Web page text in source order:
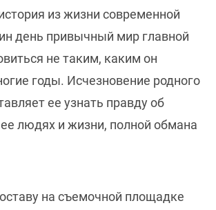
из жизни современной
день привычный мир главной
не таким, каким он
годы. Исчезновение родного
ее узнать правду об
людях и жизни, полной обмана
на съемочной площадке